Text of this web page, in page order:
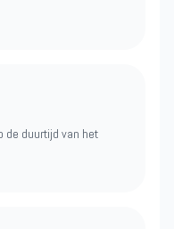
de duurtijd van het